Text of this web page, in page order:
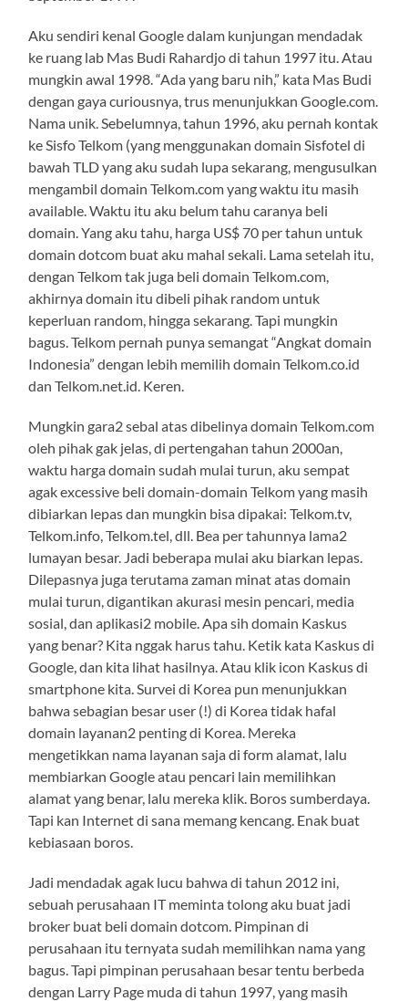
Aku sendiri kenal Google dalam kunjungan mendadak
ke ruang lab Mas Budi Rahardjo di tahun 1997 itu. Atau
mungkin awal 1998. “Ada yang baru nih,” kata Mas Budi
dengan gaya curiousnya, trus menunjukkan Google.com.
Nama unik. Sebelumnya, tahun 1996, aku pernah kontak
ke Sisfo Telkom (yang menggunakan domain Sisfotel di
bawah TLD yang aku sudah lupa sekarang, mengusulkan
mengambil domain Telkom.com yang waktu itu masih
available. Waktu itu aku belum tahu caranya beli
domain. Yang aku tahu, harga US$ 70 per tahun untuk
domain dotcom buat aku mahal sekali. Lama setelah itu,
dengan Telkom tak juga beli domain Telkom.com,
akhirnya domain itu dibeli pihak random untuk
keperluan random, hingga sekarang. Tapi mungkin
bagus. Telkom pernah punya semangat “Angkat domain
Indonesia” dengan lebih memilih domain Telkom.co.id
dan Telkom.net.id. Keren.
Mungkin gara2 sebal atas dibelinya domain Telkom.com
oleh pihak gak jelas, di pertengahan tahun 2000an,
waktu harga domain sudah mulai turun, aku sempat
agak excessive beli domain-domain Telkom yang masih
dibiarkan lepas dan mungkin bisa dipakai: Telkom.tv,
Telkom.info, Telkom.tel, dll. Bea per tahunnya lama2
lumayan besar. Jadi beberapa mulai aku biarkan lepas.
Dilepasnya juga terutama zaman minat atas domain
mulai turun, digantikan akurasi mesin pencari, media
sosial, dan aplikasi2 mobile. Apa sih domain Kaskus
yang benar? Kita nggak harus tahu. Ketik kata Kaskus di
Google, dan kita lihat hasilnya. Atau klik icon Kaskus di
smartphone kita. Survei di Korea pun menunjukkan
bahwa sebagian besar user (!) di Korea tidak hafal
domain layanan2 penting di Korea. Mereka
mengetikkan nama layanan saja di form alamat, lalu
membiarkan Google atau pencari lain memilihkan
alamat yang benar, lalu mereka klik. Boros sumberdaya.
Tapi kan Internet di sana memang kencang. Enak buat
kebiasaan boros.
Jadi mendadak agak lucu bahwa di tahun 2012 ini,
sebuah perusahaan IT meminta tolong aku buat jadi
broker buat beli domain dotcom. Pimpinan di
perusahaan itu ternyata sudah memilihkan nama yang
bagus. Tapi pimpinan perusahaan besar tentu berbeda
dengan Larry Page muda di tahun 1997, yang masih